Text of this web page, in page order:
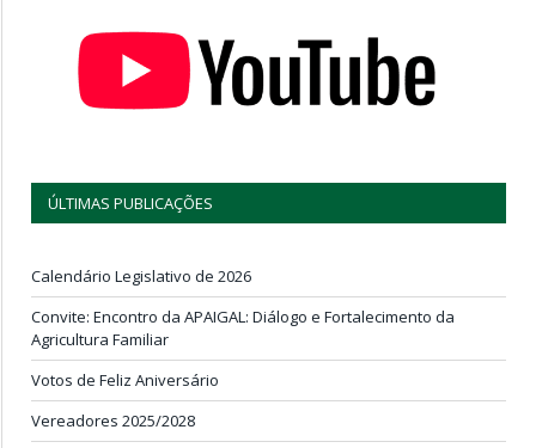
ÚLTIMAS PUBLICAÇÕES
Calendário Legislativo de 2026
Convite: Encontro da APAIGAL: Diálogo e Fortalecimento da
Agricultura Familiar
Votos de Feliz Aniversário
Vereadores 2025/2028